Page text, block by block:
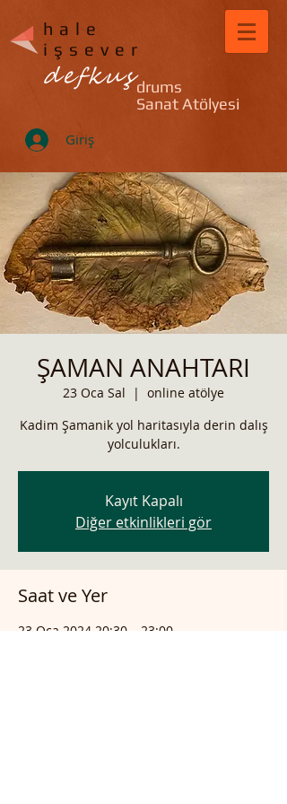
drums
Sanat Atölyesi
hale
işsever
defkuş
Giriş
ŞAMAN ANAHTARI
23 Oca Sal
  |
online atölye
Kadim Şamanik yol haritasıyla derin dalış
yolculukları.
Kayıt Kapalı
Diğer etkinlikleri gör
Saat ve Yer
23 Oca 2024 20:30 – 23:00